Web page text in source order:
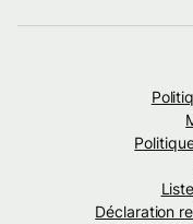
Déclaration